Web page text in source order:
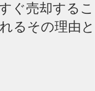
ぐ売却するこ
るその理由と